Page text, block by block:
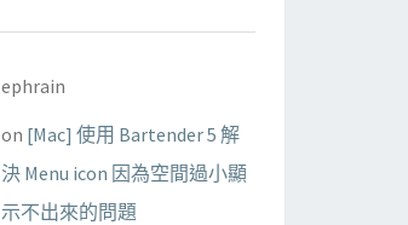
ephrain
on [Mac] 使用 Bartender 5 解
決 Menu icon 因為空間過小顯
示不出來的問題